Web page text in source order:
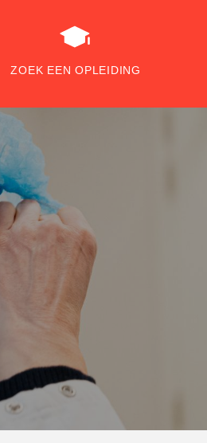
ZOEK EEN OPLEIDING